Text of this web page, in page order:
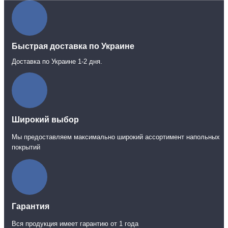
Быстрая доставка по Украине
Доставка по Украине 1-2 дня.
Широкий выбор
Мы предоставляем максимально широкий ассортимент напольных
покрытий
Гарантия
Вся продукция имеет гарантию от 1 года